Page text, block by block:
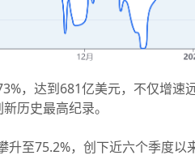
，达到681亿美元，不仅增速
历史最高纪录。
至75.2%，创下近六个季度以